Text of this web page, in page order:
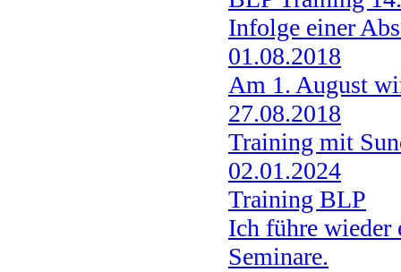
Infolge einer
01.08.2018
Am 1. August
27.08.2018
Training mit
02.01.2024
Training BLP
Ich führe wieder
Seminare.